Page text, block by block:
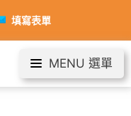
填寫表單
MENU 選單